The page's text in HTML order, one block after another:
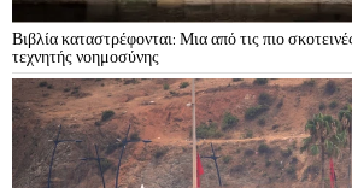
Βιβλία καταστρέφονται: Μια από τις πιο
τεχνητής νοημοσύνης